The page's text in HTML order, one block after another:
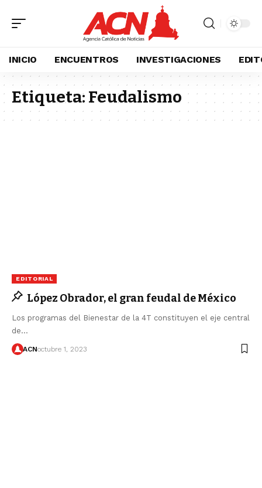
INICIO ENCUENTROS INVESTIGACIONES
Etiqueta: Feudalismo
EDITORIAL
López Obrador, el gran feudal de México
Los programas del Bienestar de la 4T constituyen el eje central
de…
ACNoctubre 1, 2023